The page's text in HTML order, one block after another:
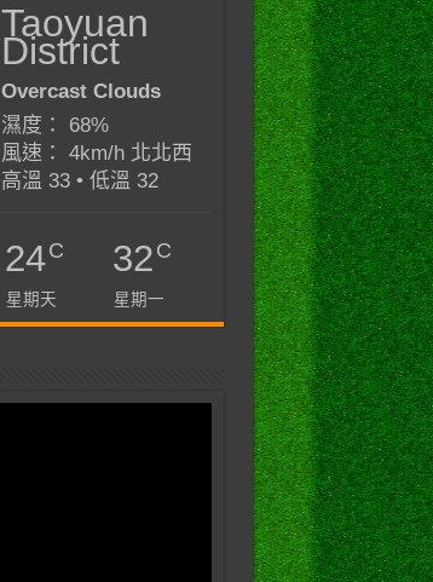
Taoyuan
District
Overcast Clouds
濕度： 68%
風速： 4km/h 北北西
高溫 33 • 低溫 32
24C
星期天
32C
星期一